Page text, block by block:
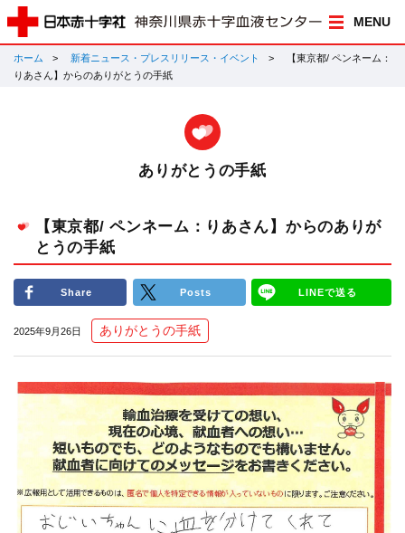
MENU
ホーム 新着ニュース・プレスリリース・イベント
【東京都/ ペンネーム：
りあさん】からのありがとうの手紙
ありがとうの手紙
【東京都/ ペンネーム：りあさん】からのありが
とうの手紙
Share Posts LINEで送る
2025年9月26日 ありがとうの手紙